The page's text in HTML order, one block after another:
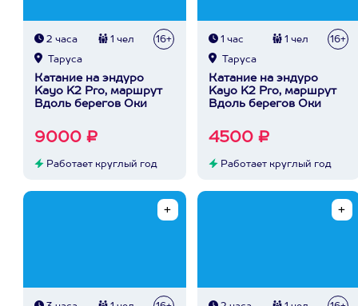
2 часа 1 чел 16+
Таруса
Катание на эндуро
Kayo K2 Pro, маршрут
Вдоль берегов Оки
9000 ₽
Работает круглый год
1 час 1 чел 16+
Таруса
Катание на эндуро
Kayo K2 Pro, маршрут
Вдоль берегов Оки
4500 ₽
Работает круглый год